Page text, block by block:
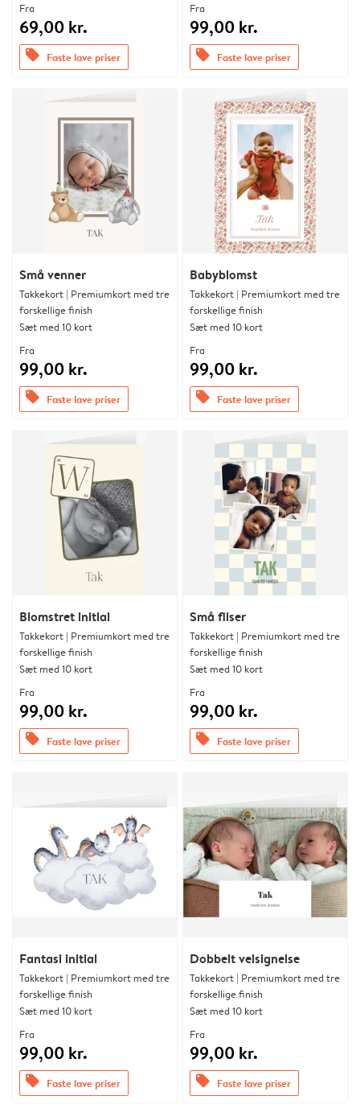
Fra
69,00 kr.
offers Faste lave priser
Fra
99,00 kr.
offers Faste lave priser
Små venner
Takkekort | Premiumkort med tre
forskellige finish
Sæt med 10 kort
Fra
99,00 kr.
offers Faste lave priser
Babyblomst
Takkekort | Premiumkort med tre
forskellige finish
Sæt med 10 kort
Fra
99,00 kr.
offers Faste lave priser
Blomstret initial
Takkekort | Premiumkort med tre
forskellige finish
Sæt med 10 kort
Fra
99,00 kr.
offers Faste lave priser
Små fliser
Takkekort | Premiumkort med tre
forskellige finish
Sæt med 10 kort
Fra
99,00 kr.
offers Faste lave priser
Fantasi initial
Takkekort | Premiumkort med tre
forskellige finish
Sæt med 10 kort
Fra
99,00 kr.
offers Faste lave priser
Dobbelt velsignelse
Takkekort | Premiumkort med tre
forskellige finish
Sæt med 10 kort
Fra
99,00 kr.
offers Faste lave priser